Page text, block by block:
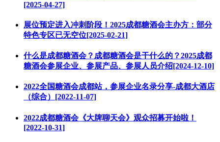
[2025-04-27]
展位预定进入冲刺阶段！2025成都糖酒会主办方：部分
特色专区已无空位[2025-02-21]
什么是成都糖酒会？成都糖酒会是干什么的？2025成都
糖酒会参展企业、参展产品、参展人员介绍[2024-12-10]
2022全国糖酒会成都站，参展企业名录分享-成都大酒店
（综合）[2022-11-07]
2022成都糖酒会《大牌聊天会》观众招募开始啦！
[2022-10-31]